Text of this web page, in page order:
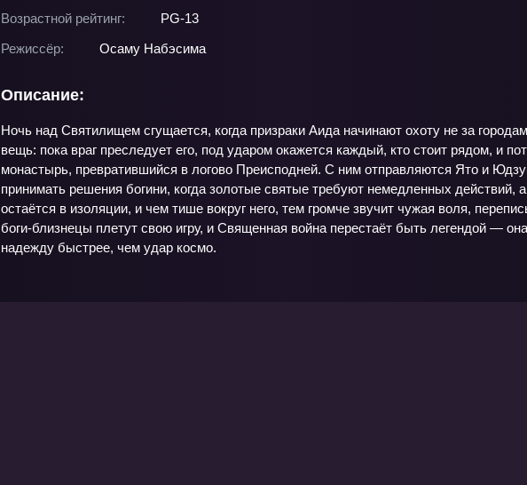
Возрастной рейтинг:
PG-13
Режиссёр:
Осаму Набэсима
Описание:
Ночь над Святилищем сгущается, когда призраки Аида начинают охоту не за
вещь: пока враг преследует его, под ударом окажется каждый, кто стоит рядом, и
монастырь, превратившийся в логово Преисподней. С ним отправляются Ято и
принимать решения богини, когда золотые святые требуют немедленных действий,
остаётся в изоляции, и чем тише вокруг него, тем громче звучит чужая воля,
боги‑близнецы плетут свою игру, и Священная война перестаёт быть легендой —
надежду быстрее, чем удар космо.